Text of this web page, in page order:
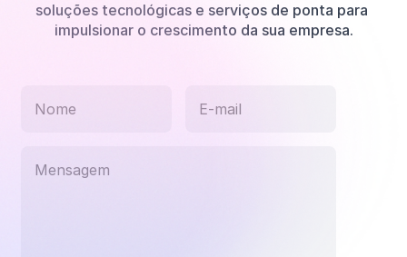
soluções tecnológicas e serviços de ponta para
impulsionar o crescimento da sua empresa.